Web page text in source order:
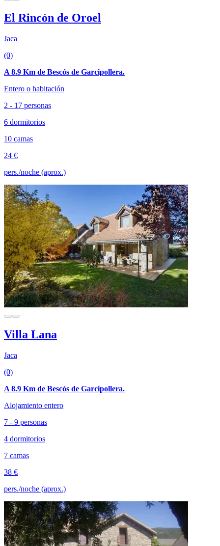
El Rincón de Oroel
Jaca
(0)
A 8.9 Km de Bescós de Garcipollera.
Entero o habitación
2 - 17 personas
6 dormitorios
10 camas
24 €
pers./noche (aprox.)
Villa Lana
Jaca
(0)
A 8.9 Km de Bescós de Garcipollera.
Alojamiento entero
7 - 9 personas
4 dormitorios
7 camas
38 €
pers./noche (aprox.)